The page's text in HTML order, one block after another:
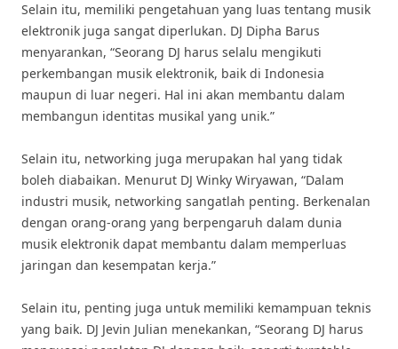
Selain itu, memiliki pengetahuan yang luas tentang musik
elektronik juga sangat diperlukan. DJ Dipha Barus
menyarankan, “Seorang DJ harus selalu mengikuti
perkembangan musik elektronik, baik di Indonesia
maupun di luar negeri. Hal ini akan membantu dalam
membangun identitas musikal yang unik.”
Selain itu, networking juga merupakan hal yang tidak
boleh diabaikan. Menurut DJ Winky Wiryawan, “Dalam
industri musik, networking sangatlah penting. Berkenalan
dengan orang-orang yang berpengaruh dalam dunia
musik elektronik dapat membantu dalam memperluas
jaringan dan kesempatan kerja.”
Selain itu, penting juga untuk memiliki kemampuan teknis
yang baik. DJ Jevin Julian menekankan, “Seorang DJ harus